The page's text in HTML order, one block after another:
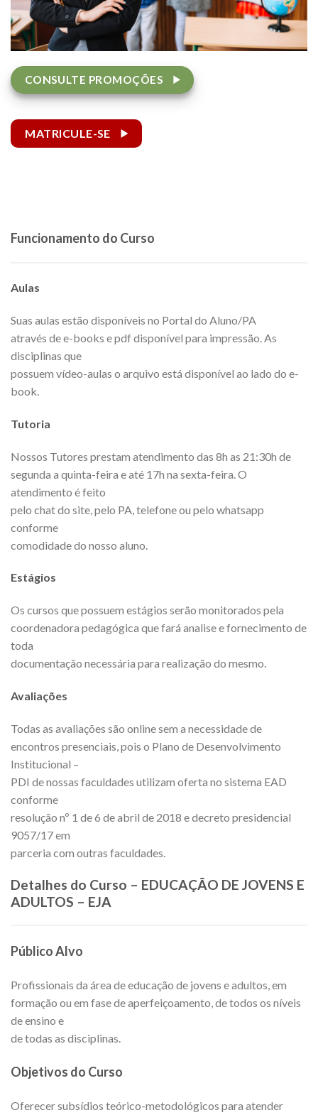
CONSULTE PROMOÇÕES
MATRICULE-SE
Funcionamento do Curso
Aulas
Suas aulas estão disponíveis no Portal do Aluno/PA
através de e-books e pdf disponível para impressão. As
disciplinas que
possuem vídeo-aulas o arquivo está disponível ao lado do e-
book.
Tutoria
Nossos Tutores prestam atendimento das 8h as 21:30h de
segunda a quinta-feira e até 17h na sexta-feira. O
atendimento é feito
pelo chat do site, pelo PA, telefone ou pelo whatsapp
conforme
comodidade do nosso aluno.
Estágios
Os cursos que possuem estágios serão monitorados pela
coordenadora pedagógica que fará analise e fornecimento de
toda
documentação necessária para realização do mesmo.
Avaliações
Todas as avaliações são online sem a necessidade de
encontros presenciais, pois o Plano de Desenvolvimento
Institucional –
PDI de nossas faculdades utilizam oferta no sistema EAD
conforme
resolução nº 1 de 6 de abril de 2018 e decreto presidencial
9057/17 em
parceria com outras faculdades.
Detalhes do Curso – EDUCAÇÃO DE JOVENS E
ADULTOS – EJA
Público Alvo
Profissionais da área de educação de jovens e adultos, em
formação ou em fase de aperfeiçoamento, de todos os níveis
de ensino e
de todas as disciplinas.
Objetivos do Curso
Oferecer subsídios teórico-metodológicos para atender